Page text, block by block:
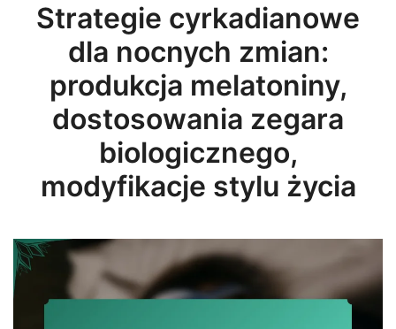
Strategie cyrkadianowe
dla nocnych zmian:
produkcja melatoniny,
dostosowania zegara
biologicznego,
modyfikacje stylu życia